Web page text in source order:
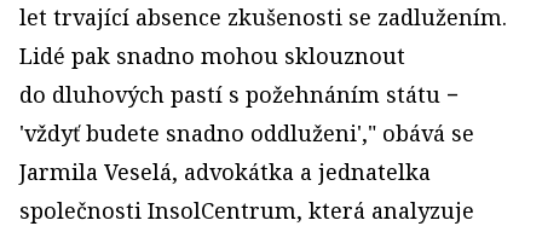
let trvající absence zkušenosti se zadlužením.
Lidé pak snadno mohou sklouznout
do dluhových pastí s požehnáním státu −
'vždyť budete snadno oddluženi'," obává se
Jarmila Veselá, advokátka a jednatelka
společnosti InsolCentrum, která analyzuje